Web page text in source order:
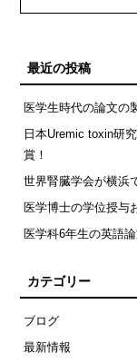
最近の投稿
医学生時代の論文の
日本Uremic toxin研
賞！
世界腎臓学会が横浜
医学博士の学位授与
医学科6年生の英語
カテゴリー
ブログ
最新情報